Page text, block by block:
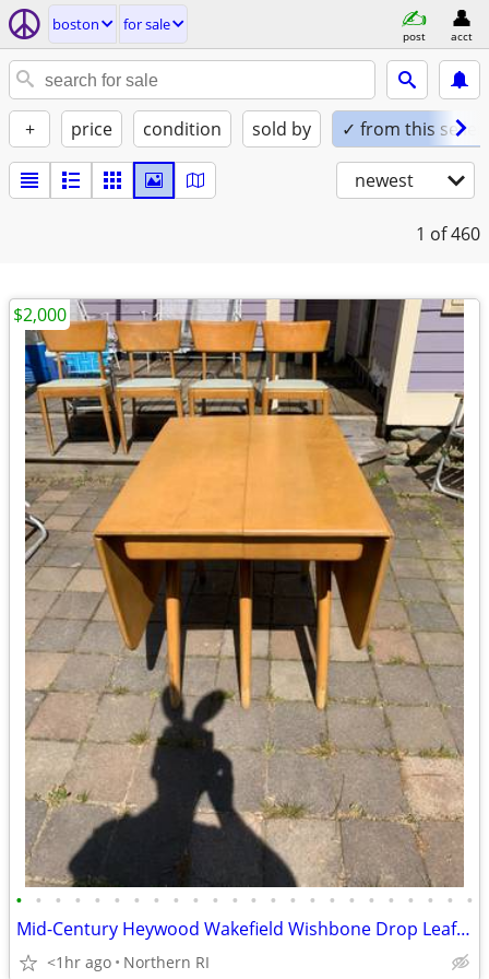
boston for sale
post acct
+ price condition sold by ✓ from this seller
newest
1 of 460
• • • • • • • • • • • • • • • • • • • • • • • •
Mid-Century Heywood Wakefield Wishbone Drop Leaf Dining table A476
<1hr ago Northern RI
$2,000